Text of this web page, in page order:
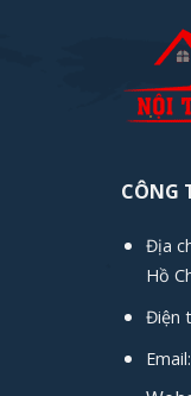
CÔNG
Địa
Hồ
Điện